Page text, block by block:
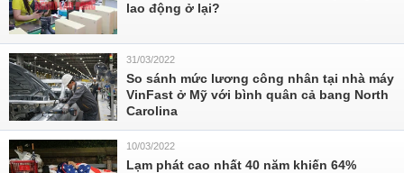
lao động ở lại?
31/03/2022
So sánh mức lương công nhân tại nhà máy
VinFast ở Mỹ với bình quân cả bang North
Carolina
10/03/2022
Lạm phát cao nhất 40 năm khiến 64%